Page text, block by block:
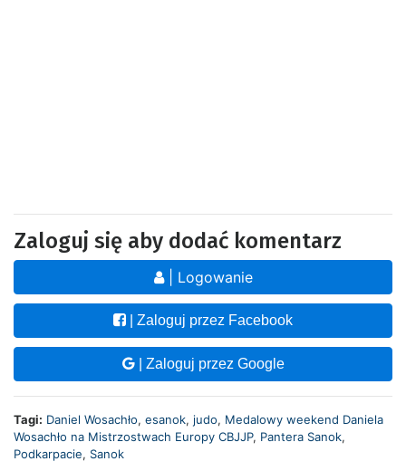
Zaloguj się aby dodać komentarz
| Logowanie
| Zaloguj przez Facebook
| Zaloguj przez Google
Tagi: Daniel Wosachło, esanok, judo, Medalowy weekend Daniela
Wosachło na Mistrzostwach Europy CBJJP, Pantera Sanok,
Podkarpacie, Sanok